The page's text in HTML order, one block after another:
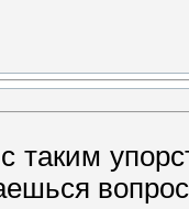
таким